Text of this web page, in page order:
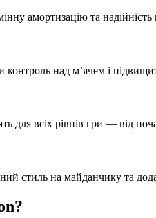
амортизацію та
над м’ячем і
для всіх рівнів гри — від
стиль на майданчику та